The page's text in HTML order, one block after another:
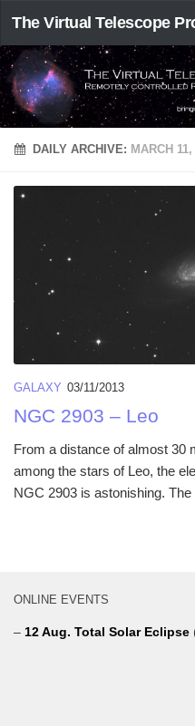
The Virtual Telescope
DAILY ARCHIVE: MARCH
GALAXY 03/11/2013
NGC 2903 – Leo
From a distance of almost 30
among the stars of Leo, the
NGC 2903 is astonishing.
ONLINE EVENTS
– 12 Aug. Total Solar Eclipse